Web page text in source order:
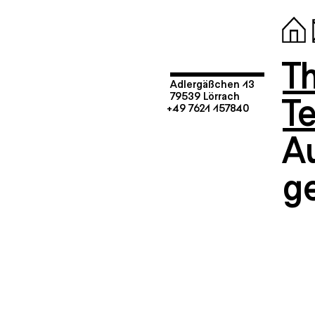
Adlergäßchen 13
79539 Lörrach
+49 7621 157840